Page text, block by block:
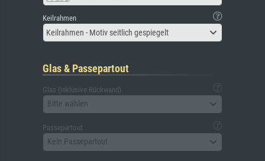
Keilrahmen
Keilrahmen - Motiv seitlich gespiegelt
Glas & Passepartout
Glas (inklusive Rückwand)
Bitte wählen
Passepartout
Kein Passepartout